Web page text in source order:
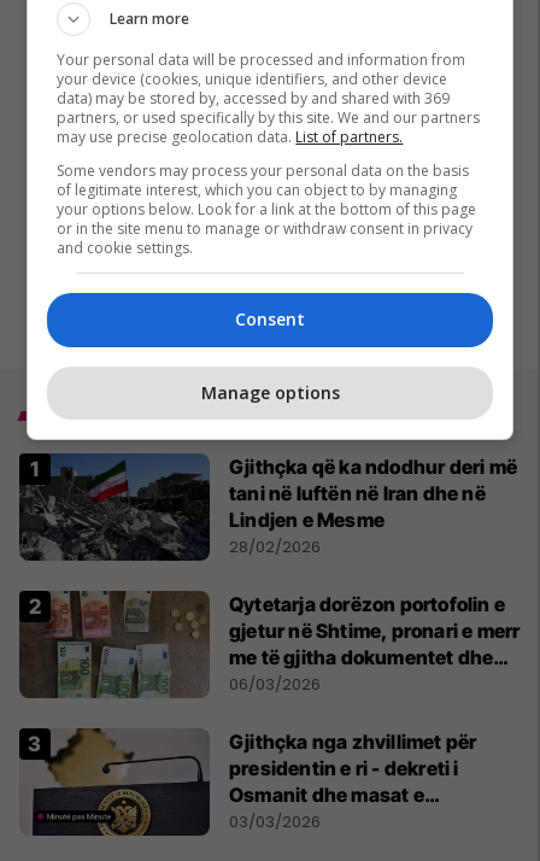
Top 5
Gjithçka që ka ndodhur deri më
tani në luftën në Iran dhe në
Lindjen e Mesme
28/02/2026
Qytetarja dorëzon portofolin e
gjetur në Shtime, pronari e merr
me të gjitha dokumentet dhe
paratë
06/03/2026
Gjithçka nga zhvillimet për
presidentin e ri - dekreti i
Osmanit dhe masat e
Kushtetueses
03/03/2026
Learn more
Your personal data will be processed and information from
your device (cookies, unique identifiers, and other device
data) may be stored by, accessed by and shared with 369
partners, or used specifically by this site. We and our partners
may use precise geolocation data. List of partners.
Some vendors may process your personal data on the basis
of legitimate interest, which you can object to by managing
your options below. Look for a link at the bottom of this page
or in the site menu to manage or withdraw consent in privacy
and cookie settings.
Consent
Manage options